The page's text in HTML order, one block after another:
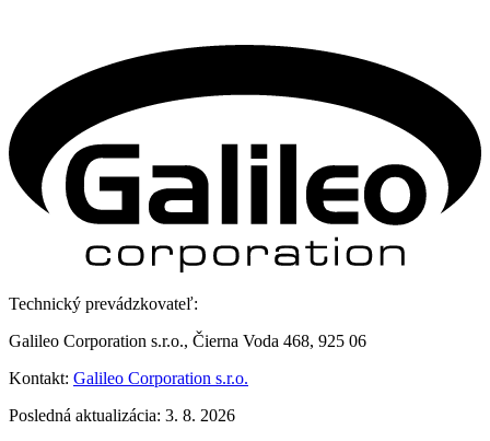
Technický prevádzkovateľ:
Galileo Corporation s.r.o., Čierna Voda 468, 925 06
Kontakt: Galileo Corporation s.r.o.
Posledná aktualizácia: 3. 8. 2026